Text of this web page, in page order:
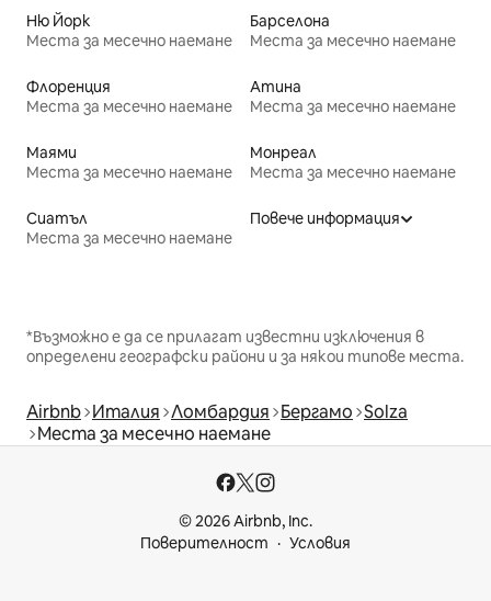
Ню Йорк
Места за месечно наемане
Барселона
Места за месечно наемане
Флоренция
Места за месечно наемане
Атина
Места за месечно наемане
Маями
Места за месечно наемане
Монреал
Места за месечно наемане
Сиатъл
Места за месечно наемане
Повече информация
*Възможно е да се прилагат известни изключения в
определени географски райони и за някои типове места.
Airbnb Италия Ломбардия Бергамо Solza
Места за месечно наемане
© 2026 Airbnb, Inc.
Поверителност
Условия